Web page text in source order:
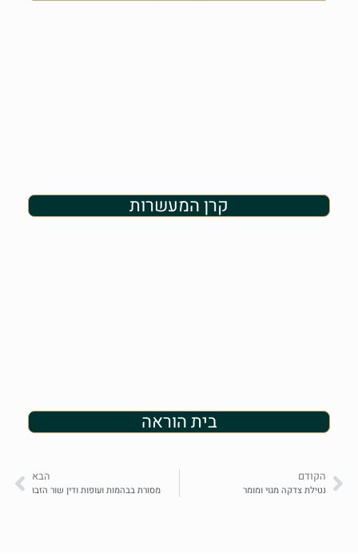
קרן המעשרות
בית הוראה
הקודם
נטילת צדקה מגוי ומומר
הבא
מסורת בבהמות ועופות ודין שור הזבו